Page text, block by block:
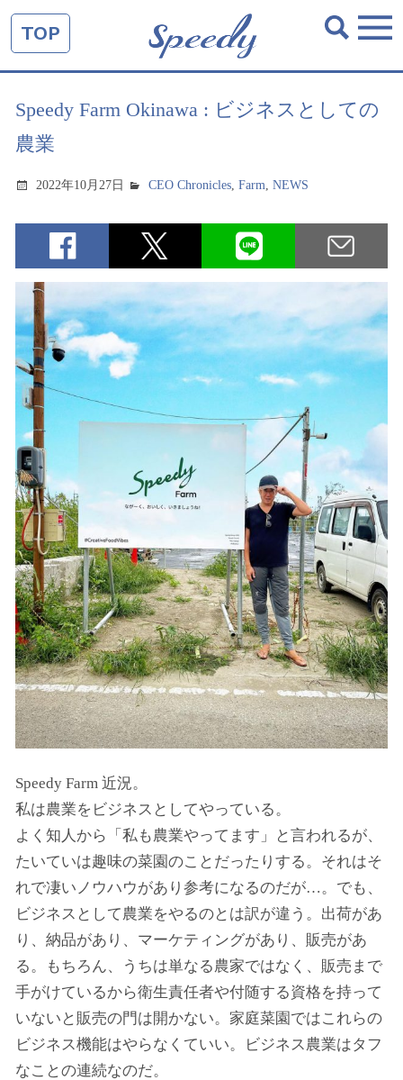
TOP
Speedy Farm Okinawa : ビジネスとしての
農業
2022年10月27日 CEO Chronicles,Farm,NEWS
Speedy Farm 近況。
私は農業をビジネスとしてやっている。
よく知人から「私も農業やってます」と言われるが、
たいていは趣味の菜園のことだったりする。それはそ
れで凄いノウハウがあり参考になるのだが…。でも、
ビジネスとして農業をやるのとは訳が違う。出荷があ
り、納品があり、マーケティングがあり、販売があ
る。もちろん、うちは単なる農家ではなく、販売まで
手がけているから衛生責任者や付随する資格を持って
いないと販売の門は開かない。家庭菜園ではこれらの
ビジネス機能はやらなくていい。ビジネス農業はタフ
なことの連続なのだ。